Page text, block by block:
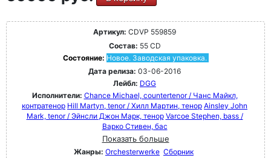
Артикул: CDVP 559859
Состав: 55 CD
Состояние: Новое. Заводская упаковка.
Дата релиза: 03-06-2016
Лейбл: DGG
Исполнители: Chance Michael, countertenor / Чанс Майкл,
контратенор Hill Martyn, tenor / Хилл Мартин, тенор Ainsley John
Mark, tenor / Эйнсли Джон Марк, тенор Varcoe Stephen, bass /
Варко Стивен, бас
Показать больше
Жанры: Orchesterwerke Сборник